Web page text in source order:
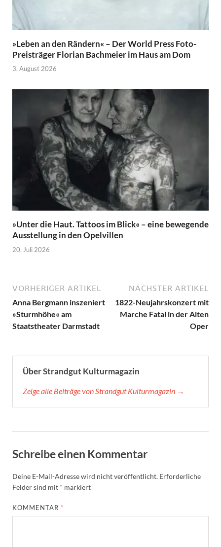
»Leben an den Rändern« – Der World Press Foto-
Preisträger Florian Bachmeier im Haus am Dom
3. August 2026
»Unter die Haut. Tattoos im Blick« – eine bewegende
Ausstellung in den Opelvillen
20. Juli 2026
VORHERIGER ARTIKEL
Anna Bergmann inszeniert
»Sturmhöhe« am
Staatstheater Darmstadt
NÄCHSTER ARTIKEL
1822-Neujahrskonzert mit
Marche Fatal in der Alten
Oper
Über Strandgut Kulturmagazin
Zeige alle Beiträge von Strandgut Kulturmagazin →
Schreibe einen Kommentar
Deine E-Mail-Adresse wird nicht veröffentlicht. Erforderliche
Felder sind mit * markiert
KOMMENTAR *